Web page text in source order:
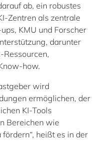
ab, ein robustes
Zentren als zentrale
KMU und Forscher
darunter
Ressourcen,
how.
wird
ermöglichen, der
KI-Tools
Bereichen wie
heißt es in der